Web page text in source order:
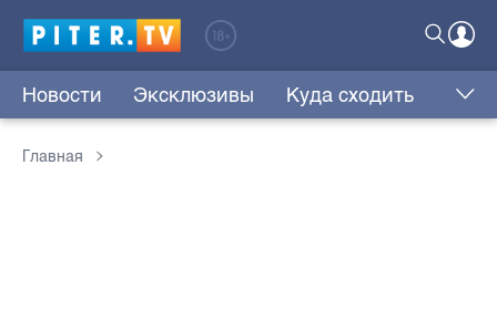
Новости Эксклюзивы Куда сходить
Главная